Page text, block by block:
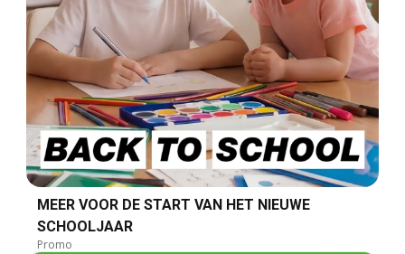
MEER VOOR DE START VAN HET NIEUWE
SCHOOLJAAR
Promo